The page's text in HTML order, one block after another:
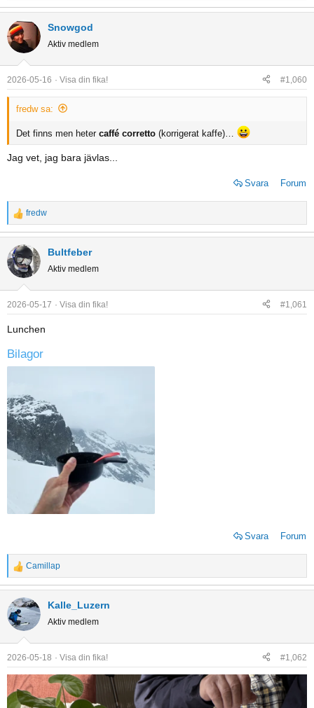
e
a
c
t
i
o
n
Snowgod
Aktiv medlem
2026-05-16 Visa din fika! #1,060
fredw sa:
Det finns men heter caffé corretto (korrigerat kaffe)…
Jag vet, jag bara jävlas...
Svara Forum
R
e
a
c
t
i
o
n
s
fredw
Bultfeber
Aktiv medlem
2026-05-17 Visa din fika! #1,061
Lunchen
Bilagor
Svara Forum
R
e
a
c
t
i
o
n
s
Camillap
Kalle_Luzern
Aktiv medlem
2026-05-18 Visa din fika! #1,062